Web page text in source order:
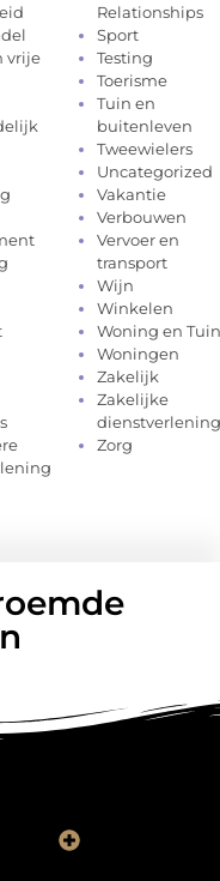
vrije
Relationships
Sport
Testing
Toerisme
Tuin en
buitenleven
Tweewielers
Uncategorized
Vakantie
Verbouwen
Vervoer en
transport
Wijn
Winkelen
Woning en Tuin
Woningen
Zakelijk
Zakelijke
dienstverlening
Zorg